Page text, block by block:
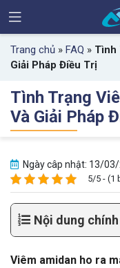
Trang chủ » FAQ » Tình
Giải Pháp Điều Trị
Tình Trạng
Và Giải Pháp
Ngày câp nhật: 13/
5/5 - (1
Nội dung chính
Viêm amidan ho ra